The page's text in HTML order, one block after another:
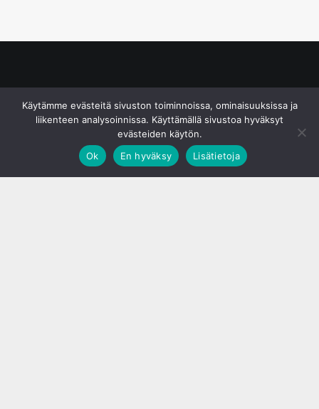
Käytämme evästeitä sivuston toiminnoissa, ominaisuuksissa ja
liikenteen analysoinnissa. Käyttämällä sivustoa hyväksyt
evästeiden käytön.
Ok
En hyväksy Lisätietoja